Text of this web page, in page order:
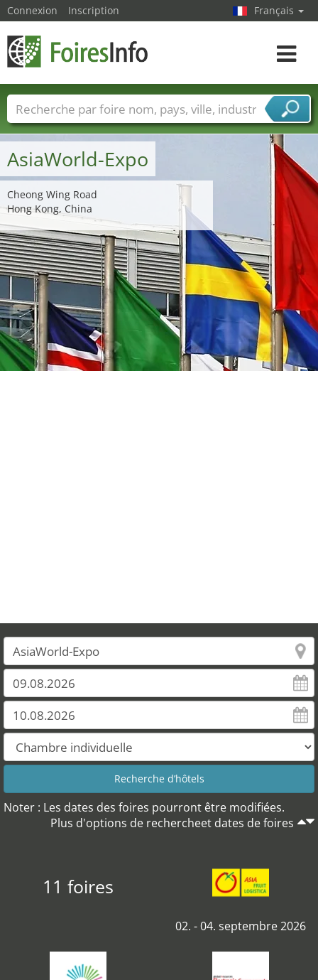
AsiaWorld-Expo
Cheong Wing Road
Hong Kong, China
Noter : Les dates des foires pourront être modifiées.
Plus d'options de rechercheet dates de foires
11 foires
02. - 04. septembre 2026
Connexion Inscription Français
Toggle
Foire noms Pays Villes
Secteurs de foire
Secteurs du fournisseur de services